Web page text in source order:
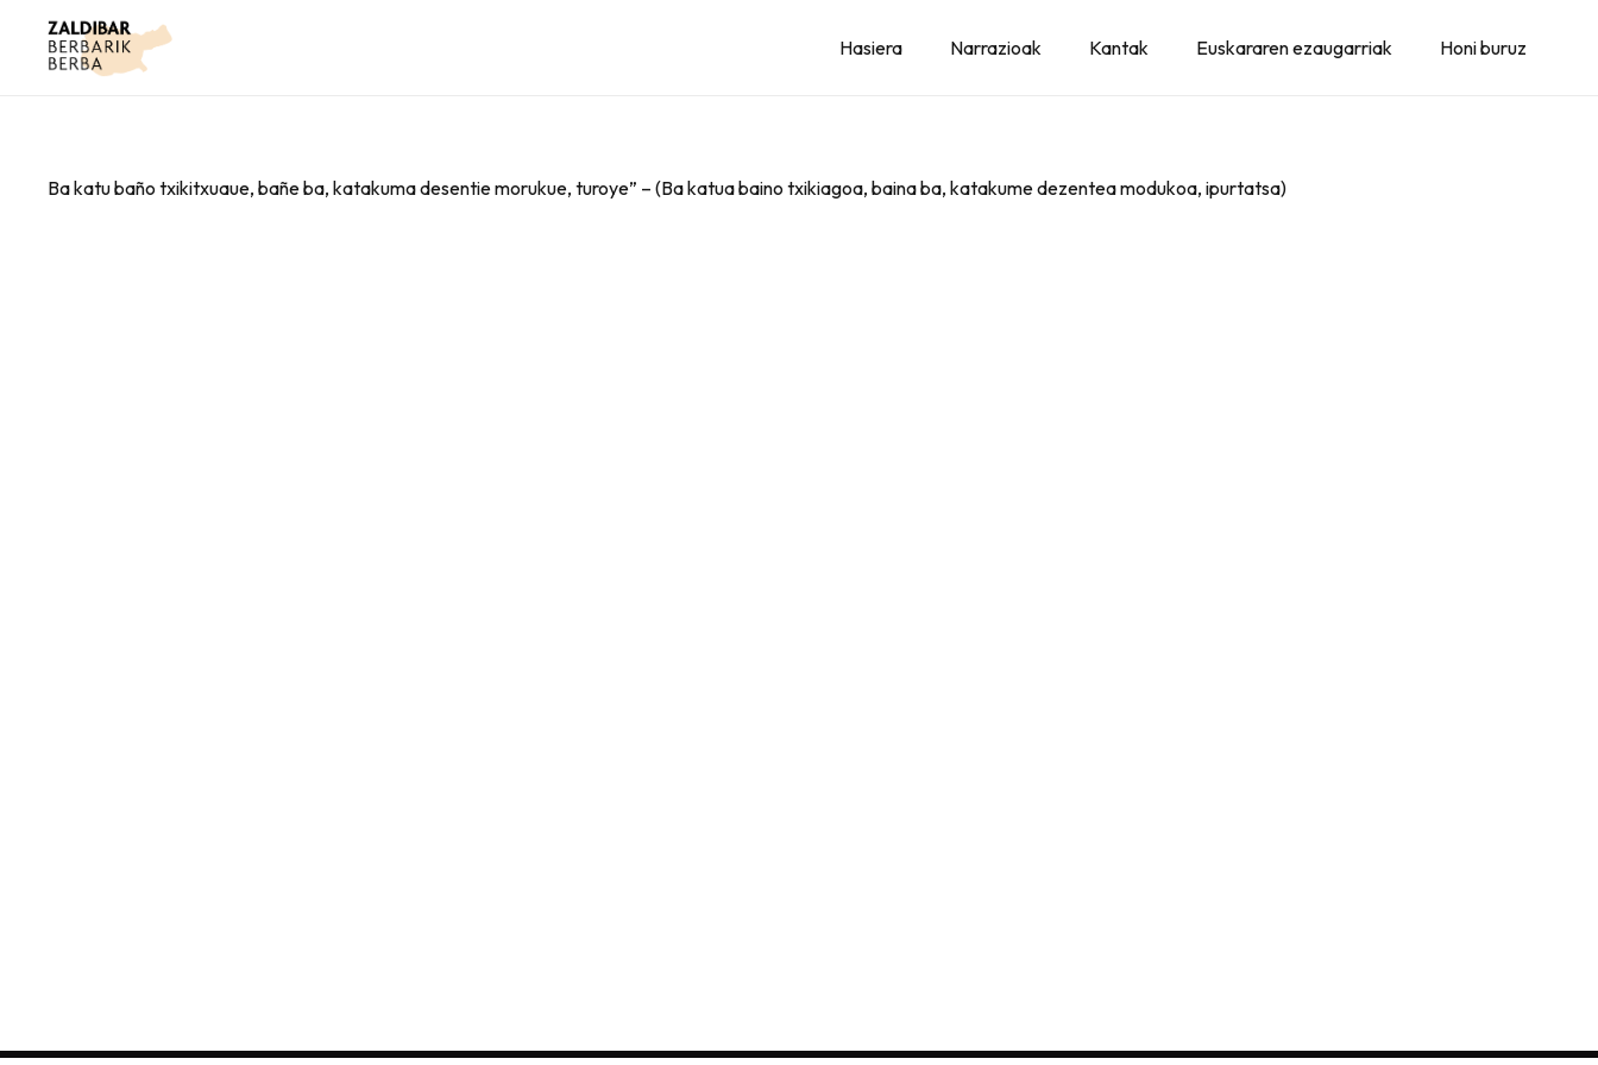
Hasiera Narrazioak Kantak Euskararen ezaugarriak Honi buruz
Ba katu baño txikitxuaue, bañe ba, katakuma desentie morukue, turoye” – (Ba katua baino txikiagoa, baina ba, katakume dezentea modukoa, ipurtatsa)